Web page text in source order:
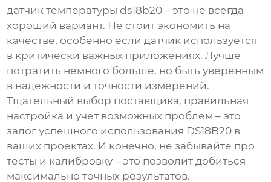
датчик температуры ds18b20 – это не всегда
хороший вариант. Не стоит экономить на
качестве, особенно если датчик используется
в критически важных приложениях. Лучше
потратить немного больше, но быть уверенным
в надежности и точности измерений.
Тщательный выбор поставщика, правильная
настройка и учет возможных проблем – это
залог успешного использования DS18B20 в
ваших проектах. И конечно, не забывайте про
тесты и калибровку – это позволит добиться
максимально точных результатов.